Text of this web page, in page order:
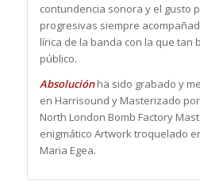
contundencia sonora y el gusto
progresivas siempre
lírica de la banda con la que tan
público.
Absoluciónha sido grabado y
en Harrisound y Masterizado
North London Bomb Factory
enigmático Artwork troquelado
Maria Egea.